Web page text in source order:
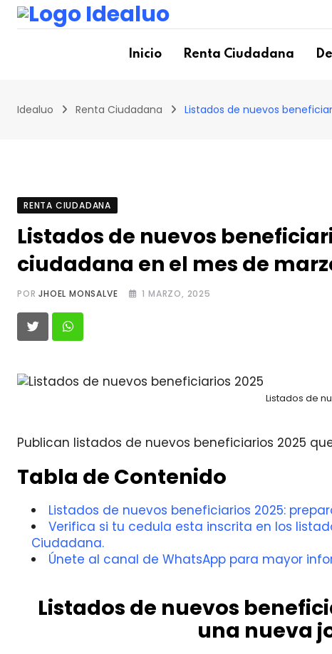
Skip
Inicio Renta Ciudadana
Idealuo Renta Ciudadana Listados de nuevos
RENTA CIUDADANA
Listados de nuevos
ciudadana en el mes de
PORJHOEL MONSALVE 1 MARZO, 2025
Listados de
Publican listados de nuevos beneficiarios 2025
Tabla de Contenido
Listados de nuevos beneficiarios 2025:
Verifica si tu cedula esta inscrita en los
Ciudadana.
Únete al canal de WhatsApp para mayor
Listados de nuevos
una nueva